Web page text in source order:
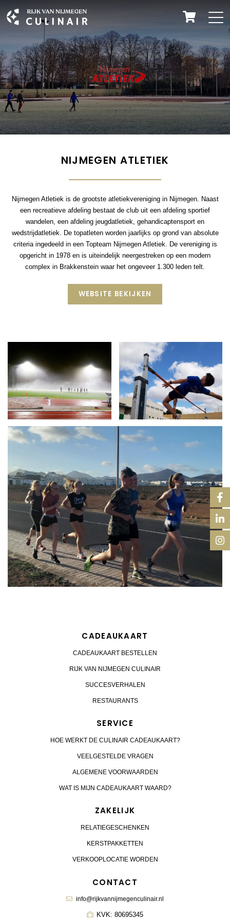
NIJMEGEN ATLETIEK
Nijmegen Atletiek is de grootste atletiekvereniging in Nijmegen. Naast
een recreatieve afdeling bestaat de club uit een afdeling sportief
wandelen, een afdeling jeugdatletiek, gehandicaptensport en
wedstrijdatletiek. De topatleten worden jaarlijks op grond van absolute
criteria ingedeeld in een Topteam Nijmegen Atletiek. De vereniging is
opgericht in 1978 en is uiteindelijk neergestreken op een modern
complex in Brakkenstein waar het ongeveer 1.300 leden telt.
WEBSITE BEKIJKEN
CADEAUKAART
CADEAUKAART BESTELLEN
RIJK VAN NIJMEGEN CULINAIR
SUCCESVERHALEN
RESTAURANTS
SERVICE
HOE WERKT DE CULINAIR CADEAUKAART?
VEELGESTELDE VRAGEN
ALGEMENE VOORWAARDEN
WAT IS MIJN CADEAUKAART WAARD?
ZAKELIJK
RELATIEGESCHENKEN
KERSTPAKKETTEN
VERKOOPLOCATIE WORDEN
CONTACT
info@rijkvannijmegenculinair.nl
KVK: 80695345